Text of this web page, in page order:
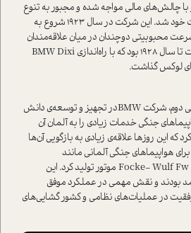
با چالش‌های مالی مواجه شده و مجبور به تنوع
بخشیدن به گستره‌ی محصولات خود شد. این شرکت در سال 1923 شروع به
محبوبیتی دوچندان در میان علاقه‌مندان
به‌دست آورد. این راه ادامه داشت تا سال 1928 بود که با راه‌اندازی BMW Dixi
لوکس گذاشت.
همچنین در جریان جنگ جهانی دوم، شرکت BMWدر تجهیز و توسعه‌ی دانش
جنگی خدمات زیادی را به آلمان آن
که این روزها علاقه‌ی زیادی به بازگویی آن‌ها
برای هواپیما‌های جنگی آلمانی مانند
Messerschmitt Bf 109 و Focke- Wulf Fw 190 موتور تولید ‌کرد. این
بودند و نقش مهمی در عملکرد موفق
در عملیات‌های نظامی و کشور گشایی‌های